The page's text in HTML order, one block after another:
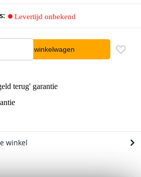
Levertijd onbekend
In winkelwagen
terug' garantie
winkel